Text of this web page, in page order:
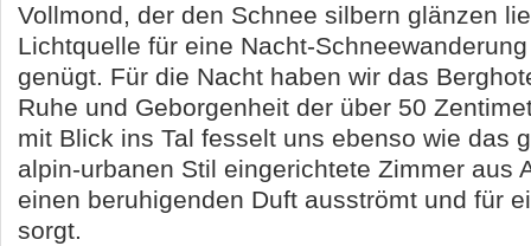
Vollmond, der den Schnee silbern glänzen
Lichtquelle für eine Nacht-
genügt. Für die Nacht haben wir das
Ruhe und Geborgenheit der über 50
mit Blick ins Tal fesselt uns ebenso wie das
alpin-urbanen Stil eingerichtete Zimmer aus
einen beruhigenden Duft ausströmt und für
sorgt.